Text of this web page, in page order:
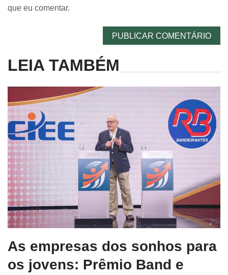
que eu comentar.
LEIA TAMBÉM
As empresas dos sonhos para
os jovens: Prêmio Band e